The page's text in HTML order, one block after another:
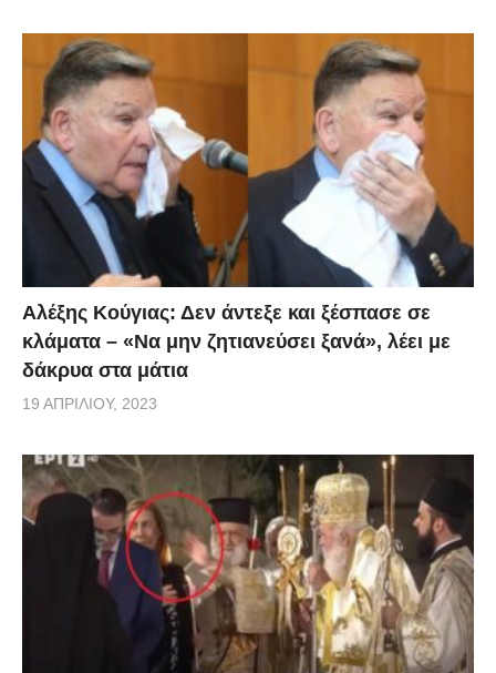
Αλέξης Κούγιας: Δεν άντεξε και ξέσπασε σε
κλάματα – «Να μην ζητιανεύσει ξανά», λέει με
δάκρυα στα μάτια
19 ΑΠΡΙΛΊΟΥ, 2023